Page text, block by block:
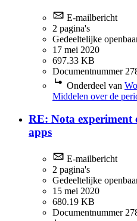
E-mailbericht
2 pagina's
Gedeeltelijke
17 mei 2020
697.33 KB
Documentnummer
Onderdeel van
Middelen over de
RE: Nota experiment
apps
E-mailbericht
2 pagina's
Gedeeltelijke
15 mei 2020
680.19 KB
Documentnummer